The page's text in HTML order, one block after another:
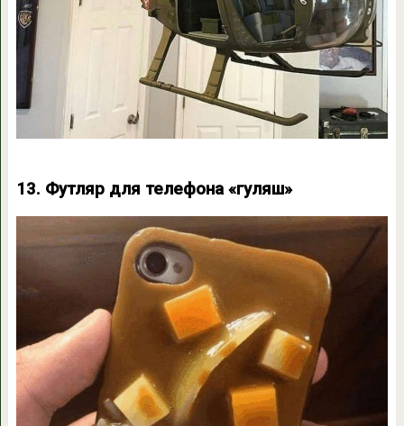
13. Футляр для телефона «гуляш»